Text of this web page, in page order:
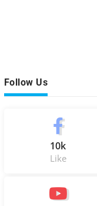
Follow Us
10k
Like